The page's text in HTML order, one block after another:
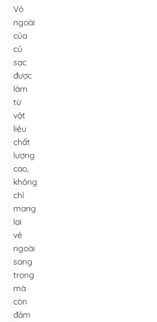
Vỏ
ngoài
của
củ
sạc
được
làm
từ
vật
liệu
chất
lượng
cao,
không
chỉ
mang
lại
vẻ
ngoài
sang
trọng
mà
còn
đảm